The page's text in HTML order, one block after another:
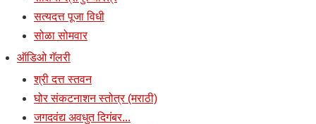
सत्यदत्त पूजा विधी
सोळा सोमवार
ऑडिओ गॅलरी
श्री दत्त स्तवन
घोर संकटनाशन स्तोत्र (मराठी)
जगदवंद्य अवधुत दिगंबर...